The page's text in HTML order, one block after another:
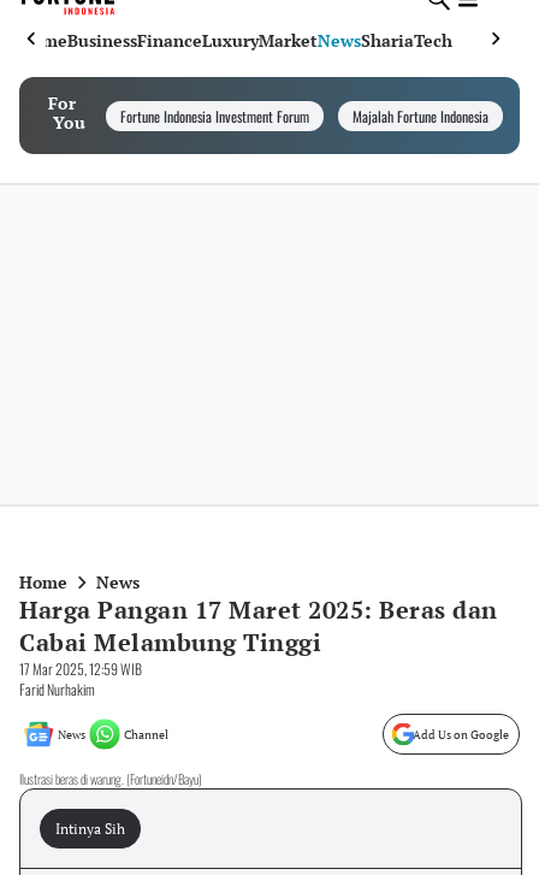
HomeBusinessFinanceLuxuryMarketNewsShariaTech
For
You
Fortune Indonesia Investment Forum Majalah Fortune Indonesia
Home News
Harga Pangan 17 Maret 2025: Beras dan
Cabai Melambung Tinggi
17 Mar 2025, 12:59 WIB
Farid Nurhakim
News Channel Add Us on Google
Ilustrasi beras di warung. (Fortuneidn/Bayu)
Intinya Sih